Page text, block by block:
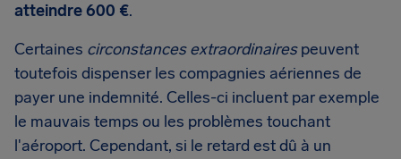
atteindre 600 €.
Certaines circonstances extraordinairespeuvent
toutefois dispenser les compagnies aériennes de
payer une indemnité. Celles-ci incluent par exemple
le mauvais temps ou les problèmes touchant
l'aéroport. Cependant, si le retard est dû à un